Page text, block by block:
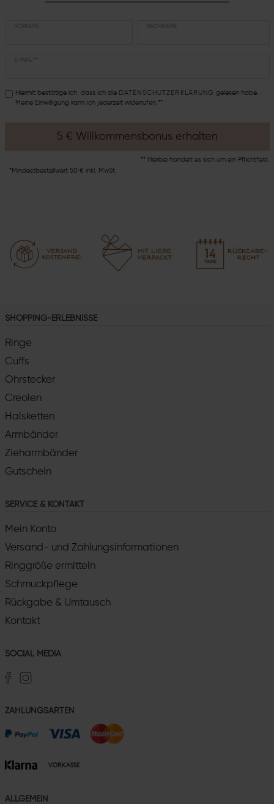
Hiermit bestätige ich, dass ich die DATEN­SCHUTZ­ERKLÄRUNG gelesen habe.
Meine Einwilligung kann ich jederzeit widerrufen.**
5 € Willkommensbonus erhalten
** Hierbei handelt es sich um ein Pflichtfeld.
*Mindestbestellwert 50 € inkl. MwSt.
SHOPPING-ERLEBNISSE
Ringe
Cuffs
Ohrstecker
Creolen
Halsketten
Armbänder
Zieharmbänder
Gutschein
SERVICE & KONTAKT
Mein Konto
Versand- und Zahlungsinformationen
Ringgröße ermitteln
Schmuckpflege
Rückgabe & Umtausch
Kontakt
SOCIAL MEDIA
ZAHLUNGSARTEN
ALLGEMEIN